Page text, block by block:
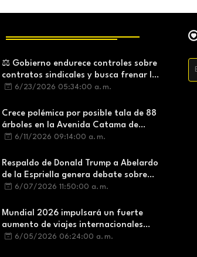
⚖️ Gobierno endurece controles sobre
contratos sindicales y busca frenar la
intermediación laboral ilegal
6/23/2026 05:34:00 a. m.
Crece polémica por posible tala de 88
árboles en la Avenida Catama de
Villavicencio
6/11/2026 09:14:00 a. m.
Respaldo de Donald Trump a Abelardo
de la Espriella genera debate sobre
soberanía e influencia internacional
6/07/2026 11:50:00 a. m.
Mundial 2026 impulsará un fuerte
aumento de viajes internacionales
durante la temporada de vacaciones
6/05/2026 06:24:00 a. m.